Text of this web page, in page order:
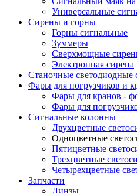
Универсальные
Сирены и горны
Горны сигнальные
Зуммеры
Сверхмощные
Электронная сирена
Станочные светодиодные
Фары для погрузчиков и
Фары для кранов -
Фары для
Сигнальные колонны
Двухцветные
Одноцветные
Пятицветные
Трехцветные
Четырехцветные
Запчасти
Линзы